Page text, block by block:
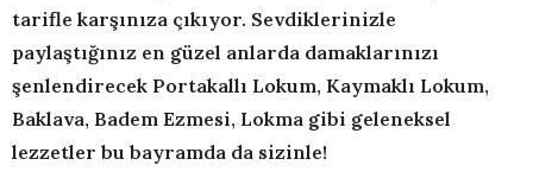
tarifle karşınıza çıkıyor. Sevdiklerinizle
paylaştığınız en güzel anlarda damaklarınızı
şenlendirecek Portakallı Lokum, Kaymaklı Lokum,
Baklava, Badem Ezmesi, Lokma gibi geleneksel
lezzetler bu bayramda da sizinle!